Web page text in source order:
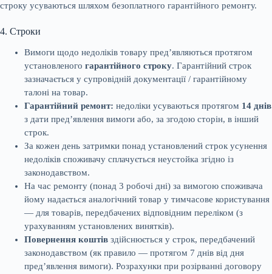
строку усуваються шляхом безоплатного гарантійного ремонту.
4. Строки
Вимоги щодо недоліків товару пред’являються протягом
установленого гарантійного строку. Гарантійний строк
зазначається у супровідній документації / гарантійному
талоні на товар.
Гарантійний ремонт: недоліки усуваються протягом 14 днів
з дати пред’явлення вимоги або, за згодою сторін, в інший
строк.
За кожен день затримки понад установлений строк усунення
недоліків споживачу сплачується неустойка згідно із
законодавством.
На час ремонту (понад 3 робочі дні) за вимогою споживача
йому надається аналогічний товар у тимчасове користування
— для товарів, передбачених відповідним переліком (з
урахуванням установлених винятків).
Повернення коштів здійснюється у строк, передбачений
законодавством (як правило — протягом 7 днів від дня
пред’явлення вимоги). Розрахунки при розірванні договору